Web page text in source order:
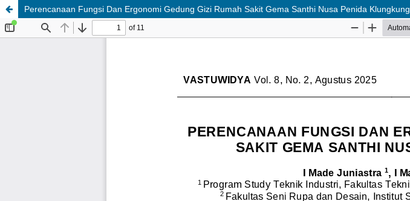
Perencanaan Fungsi Dan Ergonomi Gedung Gizi Rumah Sakit Gema Santhi Nusa Penida Klungkung